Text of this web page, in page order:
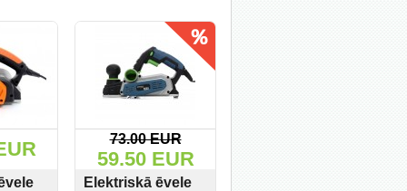
73.00 EUR
59.50 EUR
Elektriskā ēvele